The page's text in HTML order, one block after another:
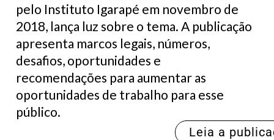
pelo Instituto Igarapé em novembro de
2018, lança luz sobre o tema. A publicação
apresenta marcos legais, números,
desafios, oportunidades e
recomendações para aumentar as
oportunidades de trabalho para esse
público.
Leia a